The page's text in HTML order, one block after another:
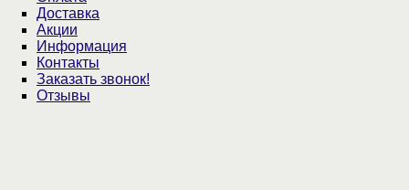
Доставка
Акции
Информация
Контакты
Заказать звонок!
Отзывы